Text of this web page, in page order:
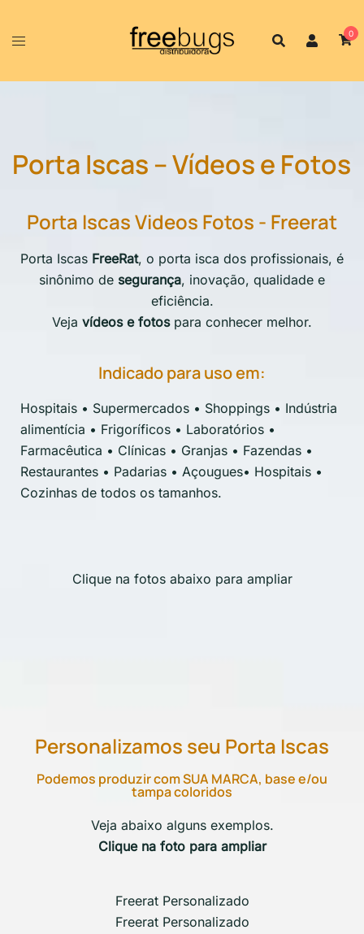
0
Porta Iscas – Vídeos e Fotos
Porta Iscas Videos Fotos - Freerat
Porta Iscas FreeRat, o porta isca dos profissionais, é
sinônimo de segurança, inovação, qualidade e
eficiência.
Veja vídeos e fotospara conhecer melhor.
Indicado para uso em:
Hospitais • Supermercados • Shoppings • Indústria
alimentícia • Frigoríficos • Laboratórios •
Farmacêutica • Clínicas • Granjas • Fazendas •
Restaurantes • Padarias • Açougues• Hospitais •
Cozinhas de todos os tamanhos.
Clique na fotos abaixo para ampliar
Personalizamos seu Porta Iscas
Podemos produzir com SUA MARCA, base e/ou
tampa coloridos
Veja abaixo alguns exemplos.
Clique na foto para ampliar
Freerat Personalizado
Freerat Personalizado